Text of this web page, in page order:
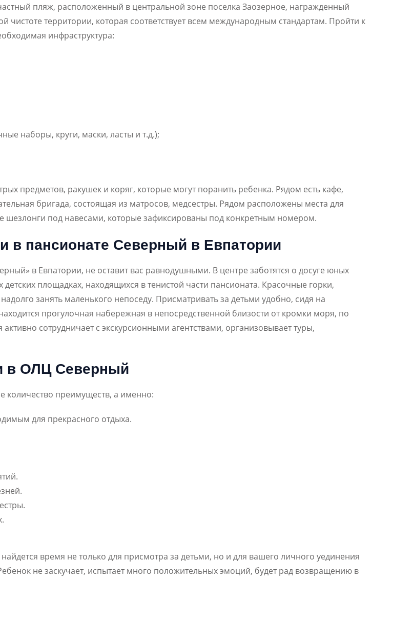
пляж, расположенный в центральной зоне поселка Заозерное, награжденный
чистоте территории, которая соответствует всем международным стандартам. Пройти к
инфраструктура:
наборы, круги, маски, ласты и т.д.);
предметов, ракушек и коряг, которые могут поранить ребенка. Рядом есть кафе,
бригада, состоящая из матросов, медсестры. Рядом расположены места для
шезлонги под навесами, которые зафиксированы под конкретным номером.
в пансионате Северный в Евпатории
в Евпатории, не оставит вас равнодушными. В центре заботятся о досуге юных
площадках, находящихся в тенистой части пансионата. Красочные горки,
занять маленького непоседу. Присматривать за детьми удобно, сидя на
прогулочная набережная в непосредственной близости от кромки моря, по
сотрудничает с экскурсионными агентствами, организовывает туры,
в ОЛЦ Северный
количество преимуществ, а именно:
для прекрасного отдыха.
время не только для присмотра за детьми, но и для вашего личного уединения
не заскучает, испытает много положительных эмоций, будет рад возвращению в